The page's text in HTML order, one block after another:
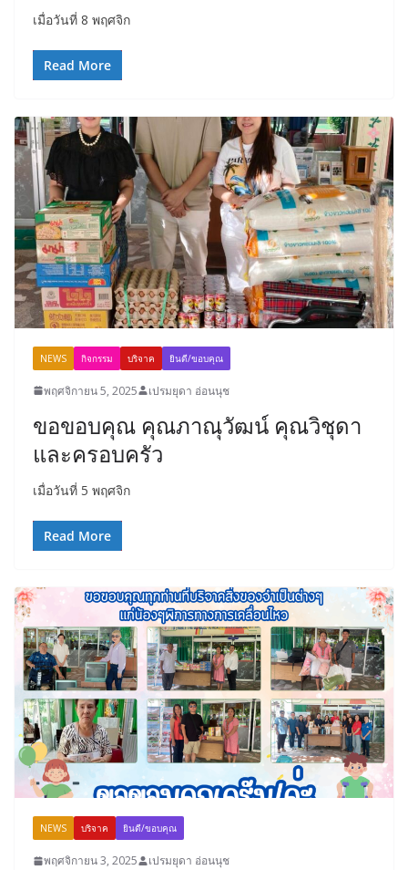
เมื่อวันที่ 8 พฤศจิก
Read More
NEWS กิจกรรม บริจาค ยินดี/ขอบคุณ
พฤศจิกายน 5, 2025 เปรมยุดา อ่อนนุช
ขอขอบคุณ คุณภาณุวัฒน์ คุณวิชุดา
และครอบครัว
เมื่อวันที่ 5 พฤศจิก
Read More
NEWS บริจาค ยินดี/ขอบคุณ
พฤศจิกายน 3, 2025 เปรมยุดา อ่อนนุช